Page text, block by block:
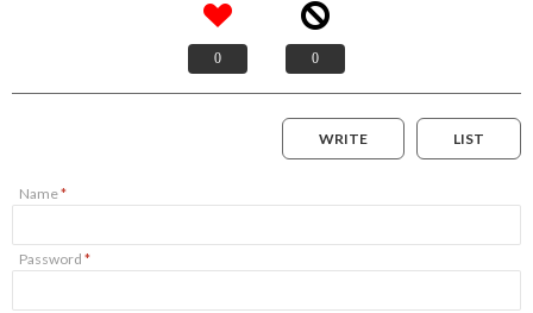
0 0
LIST
WRITE
Name*
Password *